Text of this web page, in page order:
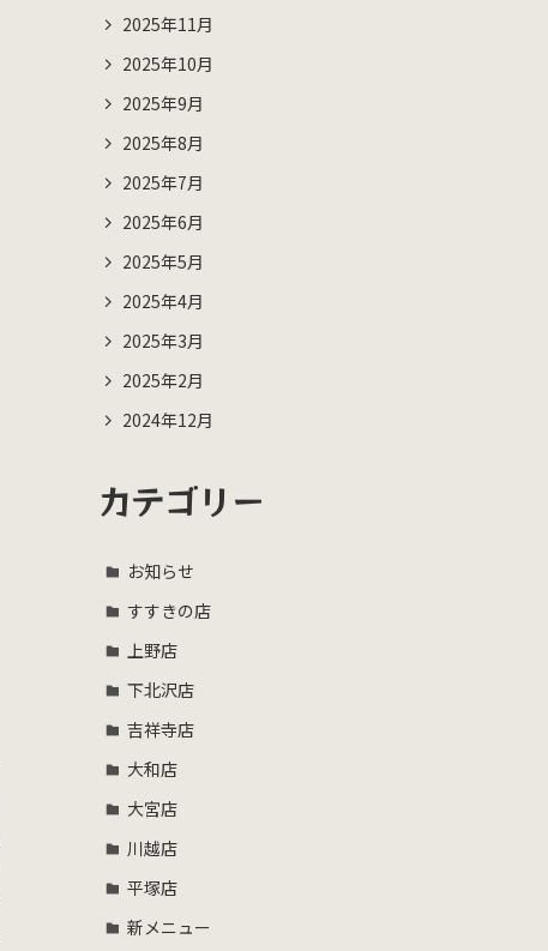
2025年11月
2025年10月
2025年9月
2025年8月
2025年7月
2025年6月
2025年5月
2025年4月
2025年3月
2025年2月
2024年12月
カテゴリー
お知らせ
すすきの店
上野店
下北沢店
吉祥寺店
大和店
大宮店
川越店
平塚店
新メニュー